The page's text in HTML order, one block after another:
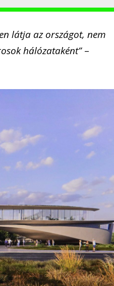
látja az országot, nem
hálózataként”–